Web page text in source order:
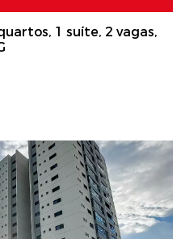
1 suíte, 2 vagas,